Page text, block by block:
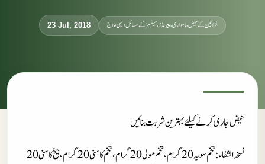
23 Jul, 2018 خواتین کے حیض، ماہواری، پیریڈز، مینسز کے مسائل دیسی علاج
حیض جاری کرنے کیلئے بہترین شربت بنائیں
نسخہ الشفاء
: تخم سویہ 20 گرام، تخم مولی 20 گرام، تخم کاسنی 20 گرام، بیخ کاسنی 20